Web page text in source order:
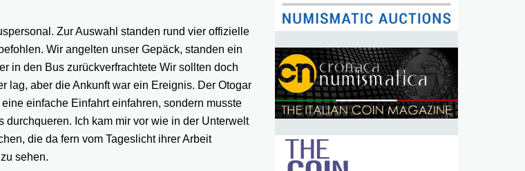
Zur Auswahl standen rund vier offizielle
Wir angelten unser Gepäck, standen ein
in den Bus zurückverfrachtete Wir sollten doch
lag, aber die Ankunft war ein Ereignis. Der Otogar
einfache Einfahrt einfahren, sondern musste
Ich kam mir vor wie in der Unterwelt
die da fern vom Tageslicht ihrer Arbeit
sehen.